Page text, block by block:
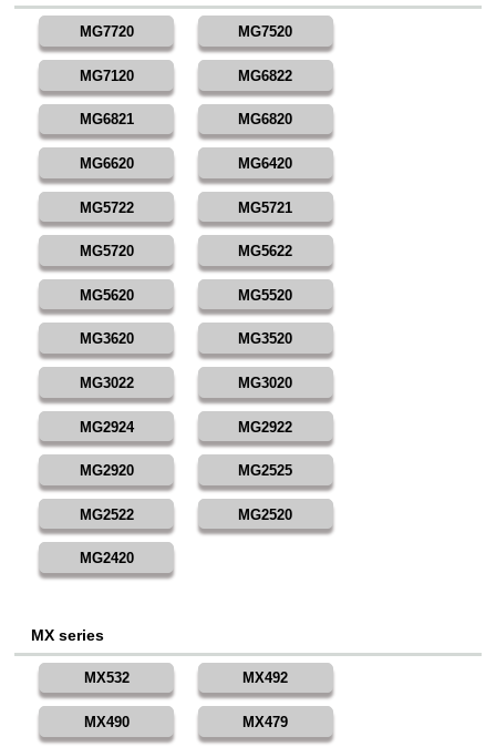
MG7720 MG7520
MG7120 MG6822
MG6821 MG6820
MG6620 MG6420
MG5722 MG5721
MG5720 MG5622
MG5620 MG5520
MG3620 MG3520
MG3022 MG3020
MG2924 MG2922
MG2920 MG2525
MG2522 MG2520
MG2420
MX series
MX532 MX492
MX490 MX479